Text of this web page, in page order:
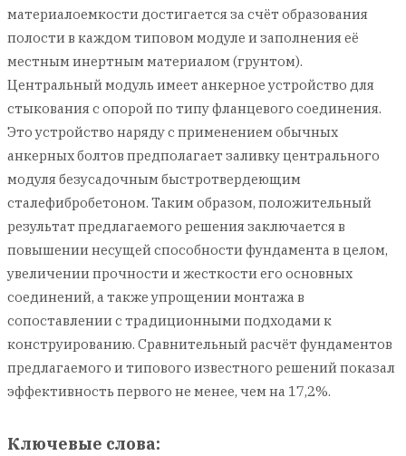
материалоемкости достигается за счёт образования
полости в каждом типовом модуле и заполнения её
местным инертным материалом (грунтом).
Центральный модуль имеет анкерное устройство для
стыкования с опорой по типу фланцевого соединения.
Это устройство наряду с применением обычных
анкерных болтов предполагает заливку центрального
модуля безусадочным быстротвердеющим
сталефибробетоном. Таким образом, положительный
результат предлагаемого решения заключается в
повышении несущей способности фундамента в целом,
увеличении прочности и жесткости его основных
соединений, а также упрощении монтажа в
сопоставлении с традиционными подходами к
конструированию. Сравнительный расчёт фундаментов
предлагаемого и типового известного решений показал
эффективность первого не менее, чем на 17,2%.
Ключевые слова: